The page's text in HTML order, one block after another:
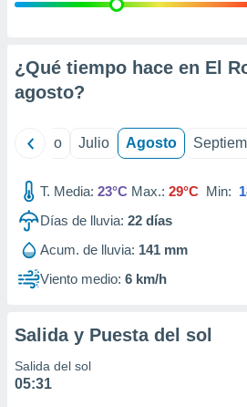
e
mediante
publicidad
de
1199
¿Qué tiempo hace en El
agosto?
Junio Julio Agosto
T. Media: 23°C Max.: 29°C Min:
Días de lluvia: 22 días
Acum. de lluvia: 141 mm
Viento medio: 6 km/h
Salida y Puesta del sol
Salida del sol
05:31